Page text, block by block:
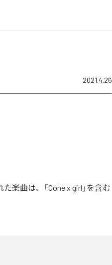
2021.4.26
楽曲は、「Gone x girl」を含む